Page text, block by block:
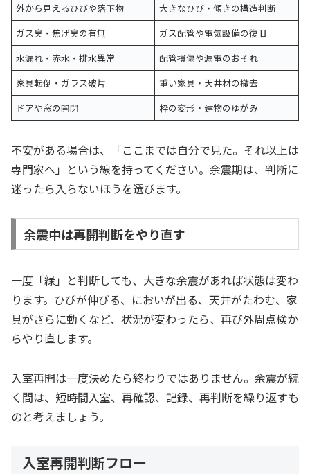
外から見えるひびや落下物
大きなひび・傾きの構造判断
ガス臭・焦げ臭の有無
ガス配管や電気設備の復旧
水漏れ・赤水・排水異常
配管損傷や漏電のおそれ
家具転倒・ガラス破片
重い家具・天井材の撤去
ドアや窓の開閉
枠の変形・建物のゆがみ
不安がある場合は、「ここまでは自分で見た。それ以上は
専門家へ」という線を持ってください。余震期は、判断に
迷ったら入らないほうを選びます。
余震中は再開判断をやり直す
一度「緑」と判断しても、大きな余震があれば状態は変わ
ります。ひびが伸びる、においが出る、天井がたわむ、家
具がさらに動くなど、状況が変わったら、再び外周点検か
らやり直します。
入室再開は一度決めたら終わりではありません。余震が続
く間は、短時間入室、再確認、記録、再判断を繰り返すも
のと考えましょう。
入室再開判断フロー